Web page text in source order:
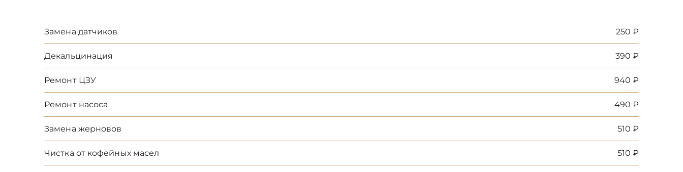
Замена датчиков 250 ₽
Декальцинация 390 ₽
Ремонт ЦЗУ 940 ₽
Ремонт насоса 490 ₽
Замена жерновов 510 ₽
Чистка от кофейных масел 510 ₽